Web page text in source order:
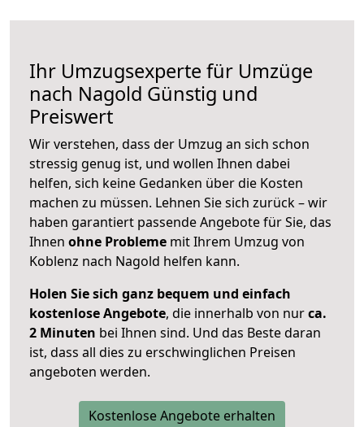
Ihr Umzugsexperte für Umzüge
nach Nagold Günstig und
Preiswert
Wir verstehen, dass der Umzug an sich schon
stressig genug ist, und wollen Ihnen dabei
helfen, sich keine Gedanken über die Kosten
machen zu müssen. Lehnen Sie sich zurück – wir
haben garantiert passende Angebote für Sie, das
Ihnen ohne Probleme mit Ihrem Umzug von
Koblenz nach Nagold helfen kann.
Holen Sie sich ganz bequem und einfach
kostenlose Angebote, die innerhalb von nurca.
2 Minuten bei Ihnen sind. Und das Beste daran
ist, dass all dies zu erschwinglichen Preisen
angeboten werden.
Kostenlose Angebote erhalten